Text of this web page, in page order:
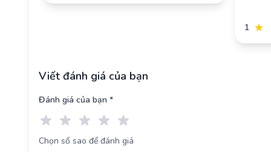
1
Viết đánh giá của bạn
Đánh giá của bạn *
Chọn số sao để đánh giá